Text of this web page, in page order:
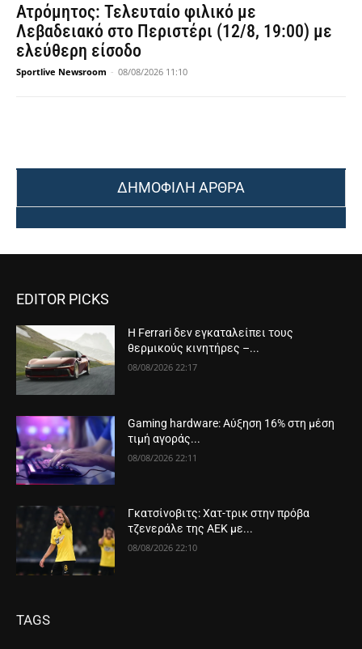
Ατρόμητος: Τελευταίο φιλικό με
Λεβαδειακό στο Περιστέρι (12/8, 19:00) με
ελεύθερη είσοδο
Sportlive Newsroom - 08/08/2026 11:10
ΔΗΜΟΦΙΛΗ ΑΡΘΡΑ
EDITOR PICKS
Η Ferrari δεν εγκαταλείπει τους
θερμικούς κινητήρες –...
08/08/2026 22:17
Gaming hardware: Αύξηση 16% στη μέση
τιμή αγοράς...
08/08/2026 22:11
Γκατσίνοβιτς: Χατ-τρικ στην πρόβα
τζενεράλε της ΑΕΚ με...
08/08/2026 22:10
TAGS